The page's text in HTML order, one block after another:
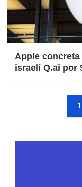
Apple
israelí Q.ai por
1